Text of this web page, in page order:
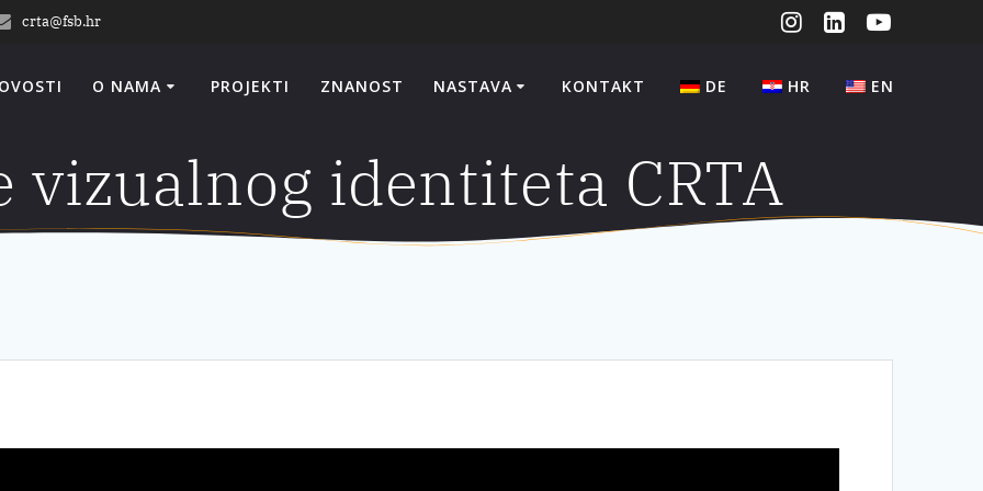
crta@fsb.hr
O NAMA PROJEKTI ZNANOST NASTAVA KONTAKT DE HR EN
vizualnog identiteta CRTA